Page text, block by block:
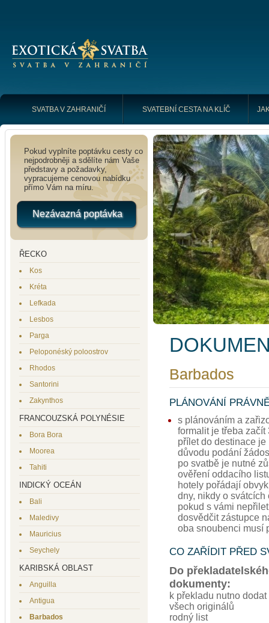
SVATBA V ZAHRANIČÍ SVATEBNÍ CESTA NA KLÍČ
Pokud vyplníte poptávku cesty co
nejpodrobněji a sdělíte nám Vaše
představy a požadavky,
vypracujeme cenovou nabídku
přímo Vám na míru.
Nezávazná poptávka
ŘECKO
Kos
Kréta
Lefkada
Lesbos
Parga
Peloponéský poloostrov
Rhodos
Santorini
Zakynthos
FRANCOUZSKÁ POLYNÉSIE
Bora Bora
Moorea
Tahiti
INDICKÝ OCEÁN
Bali
Maledivy
Mauricius
Seychely
KARIBSKÁ OBLAST
Anguilla
Antigua
Barbados
Barbados
PLÁNOVÁNÍ
s plánováním a
formalit je třeba začít
přílet do destinace
důvodu podání
po svatbě je nutné
ověření oddacího
hotely pořádají
dny, nikdy o svátcích
pokud s vámi
dosvědčit zástupce
oba snoubenci musí
CO ZAŘÍDIT PŘED
Do
dokumenty:
k překladu nutno
všech originálů
rodný list